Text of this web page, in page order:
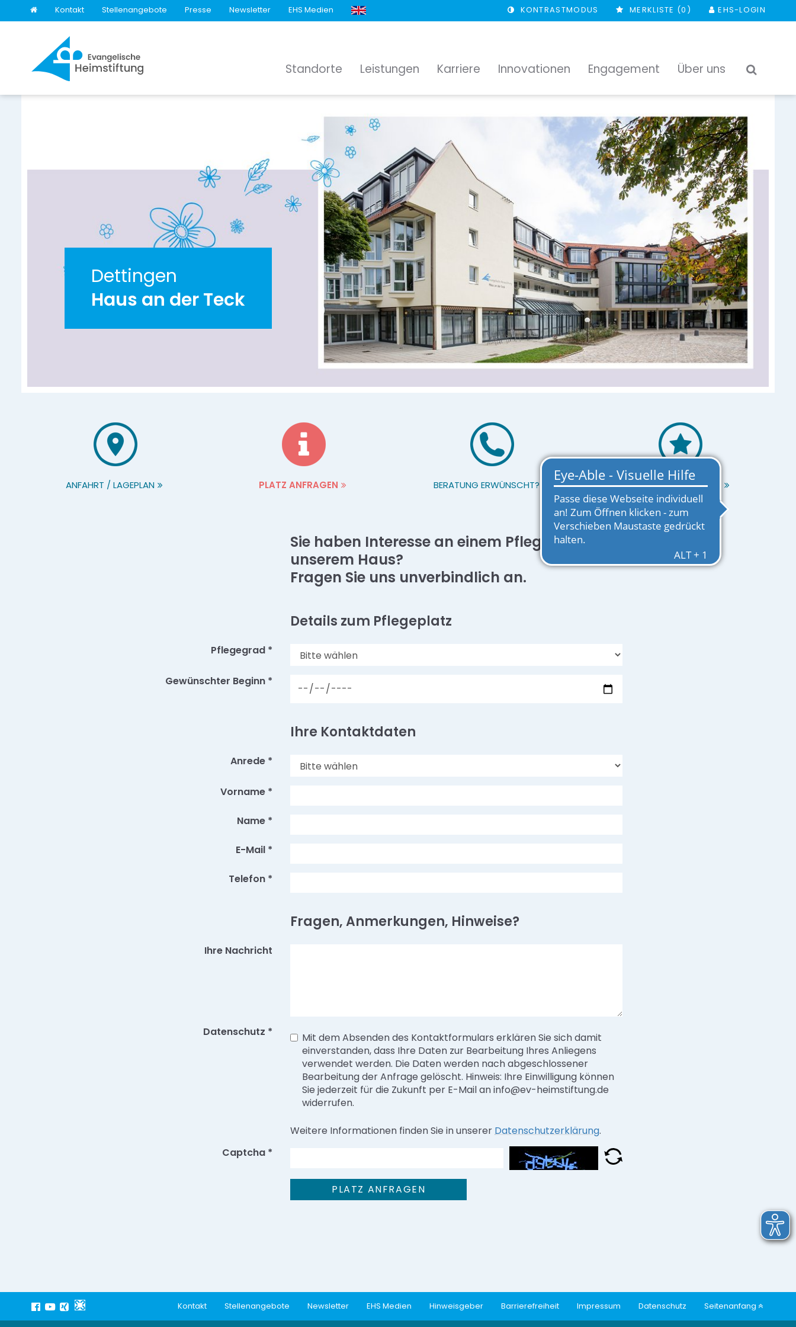
Kontakt Stellenangebote Presse Newsletter EHS Medien KONTRASTMODUS MERKLISTE (0 ) EHS-LOGIN
Standorte Leistungen Karriere Innovationen Engagement Über uns
Dettingen
Haus an der Teck
ANFAHRT / LAGEPLAN PLATZ ANFRAGEN BERATUNG ERWÜNSCHT? EINRICHTUNG MERKEN
Sie haben Interesse an einem Pflegeplatz in
unserem Haus?
Fragen Sie uns unverbindlich an.
Details zum Pflegeplatz
Pflegegrad *
Gewünschter Beginn *
Ihre Kontaktdaten
Anrede *
Vorname *
Name *
E-Mail *
Telefon *
Fragen, Anmerkungen, Hinweise?
Ihre Nachricht
Datenschutz *
Mit dem Absenden des Kontaktformulars erklären Sie sich damit
einverstanden, dass Ihre Daten zur Bearbeitung Ihres Anliegens
verwendet werden. Die Daten werden nach abgeschlossener
Bearbeitung der Anfrage gelöscht. Hinweis: Ihre Einwilligung können
Sie jederzeit für die Zukunft per E-Mail an info@ev-heimstiftung.de
widerrufen.
Weitere Informationen finden Sie in unsererDatenschutzerklärung.
Captcha *
Kontakt Stellenangebote Newsletter EHS Medien Hinweisgeber Barrierefreiheit Impressum Datenschutz Seitenanfang